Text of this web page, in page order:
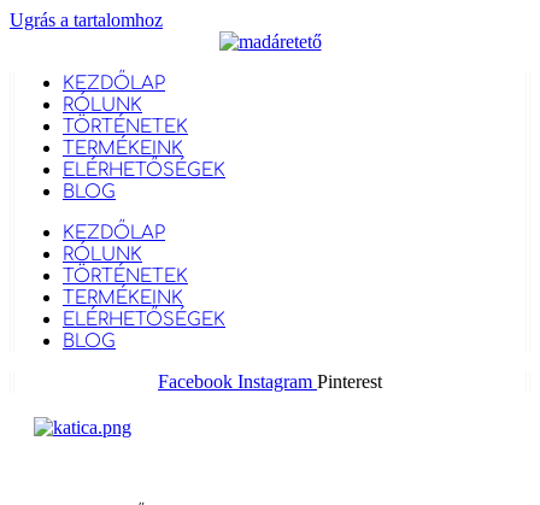
Ugrás a tartalomhoz
KEZDŐLAP
RÓLUNK
TÖRTÉNETEK
TERMÉKEINK
ELÉRHETŐSÉGEK
BLOG
KEZDŐLAP
RÓLUNK
TÖRTÉNETEK
TERMÉKEINK
ELÉRHETŐSÉGEK
BLOG
Facebook Instagram Pinterest